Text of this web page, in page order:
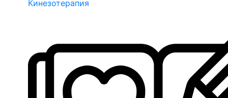
Кинезотерапия